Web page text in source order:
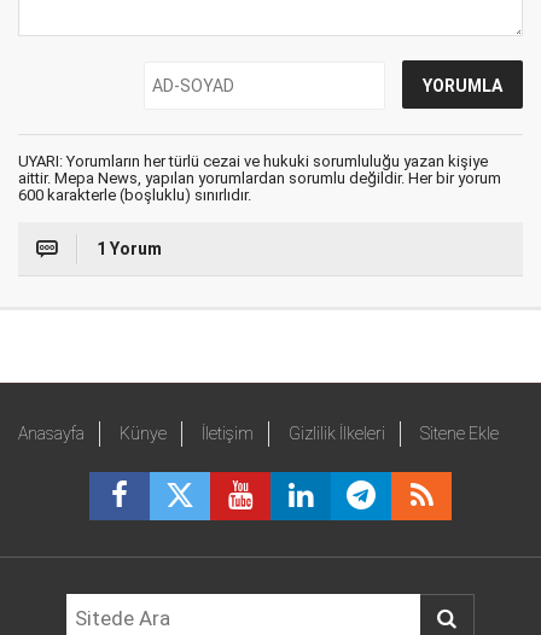
UYARI: Yorumların her türlü cezai ve hukuki sorumluluğu yazan kişiye
aittir. Mepa News, yapılan yorumlardan sorumlu değildir. Her bir yorum
600 karakterle (boşluklu) sınırlıdır.
1 Yorum
Anasayfa Künye İletişim Gizlilik İlkeleri Sitene Ekle